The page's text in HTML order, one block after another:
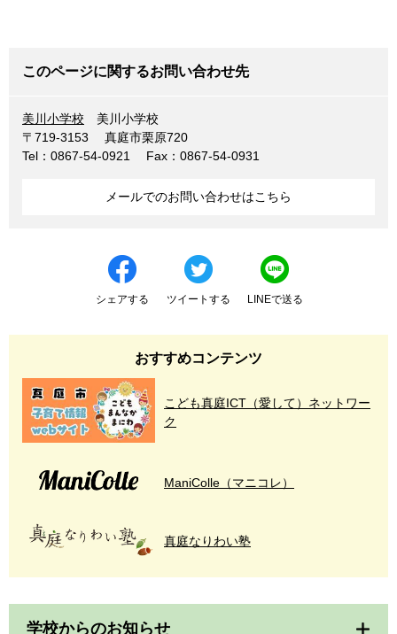
このページに関するお問い合わせ先
美川小学校
美川小学校
〒719-3153
真庭市栗原720
Tel：0867-54-0921
Fax：0867-54-0931
メールでのお問い合わせはこちら
シェアする ツイートする LINEで送る
おすすめコンテンツ
こども真庭ICT（愛して）ネットワー
ク
ManiColle（マニコレ）
真庭なりわい塾
学校からのお知らせ